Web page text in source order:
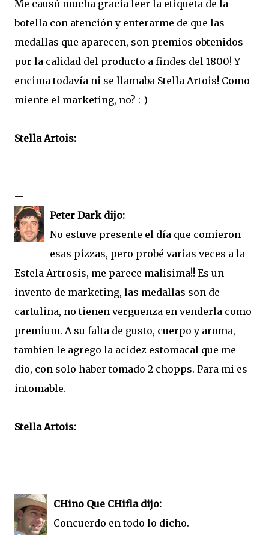
Me causó mucha gracia leer la etiqueta de la
botella con atención y enterarme de que las
medallas que aparecen, son premios obtenidos
por la calidad del producto a findes del 1800! Y
encima todavía ni se llamaba Stella Artois! Como
miente el marketing, no? :-)
Stella Artois:
--
Peter Dark dijo:
No estuve presente el día que comieron
esas pizzas, pero probé varias veces a la
Estela Artrosis, me parece malisima!! Es un
invento de marketing, las medallas son de
cartulina, no tienen verguenza en venderla como
premium. A su falta de gusto, cuerpo y aroma,
tambien le agrego la acidez estomacal que me
dio, con solo haber tomado 2 chopps. Para mi es
intomable.
Stella Artois:
--
CHino Que CHifla dijo:
Concuerdo en todo lo dicho.